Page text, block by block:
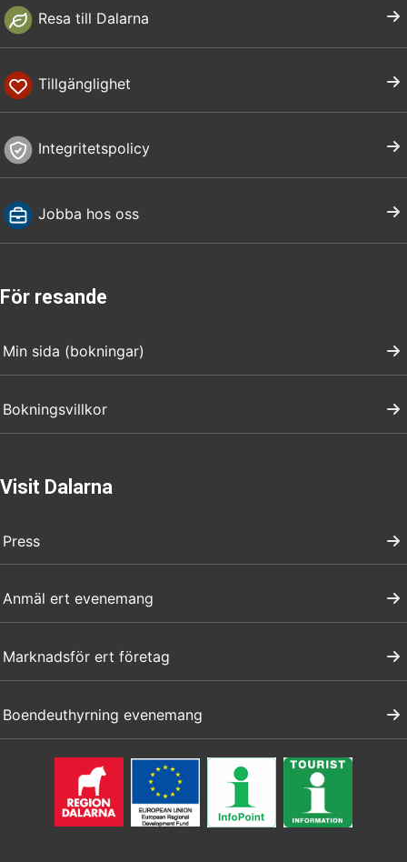
Resa till Dalarna
Tillgänglighet
Integritetspolicy
Jobba hos oss
För resande
Min sida (bokningar)
Bokningsvillkor
Visit Dalarna
Press
Anmäl ert evenemang
Marknadsför ert företag
Boendeuthyrning evenemang